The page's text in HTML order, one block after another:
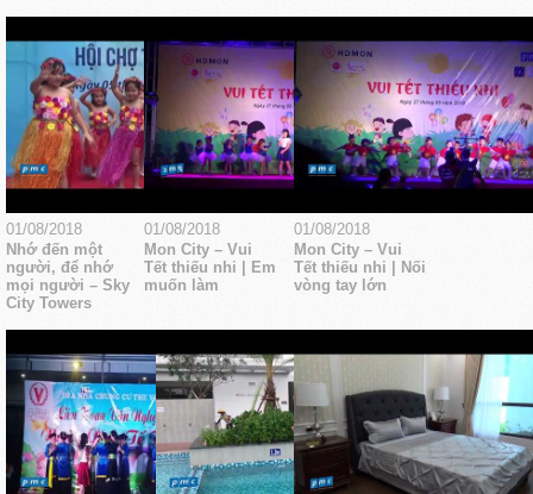
01/08/2018
Nhớ đến một
người, để nhớ
mọi người – Sky
City Towers
01/08/2018
Mon City – Vui
Tết thiếu nhi | Em
muốn làm
01/08/2018
Mon City – Vui
Tết thiếu nhi | Nối
vòng tay lớn